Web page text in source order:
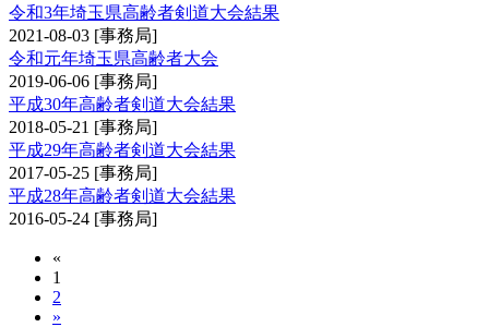
令和3年埼玉県高齢者剣道大会結果
2021-08-03 [事務局]
令和元年埼玉県高齢者大会
2019-06-06 [事務局]
平成30年高齢者剣道大会結果
2018-05-21 [事務局]
平成29年高齢者剣道大会結果
2017-05-25 [事務局]
平成28年高齢者剣道大会結果
2016-05-24 [事務局]
«
1
2
»